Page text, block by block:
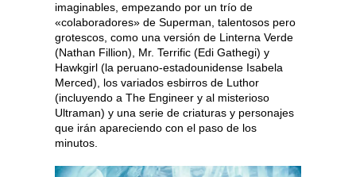
imaginables, empezando por un trío de
«colaboradores» de Superman, talentosos pero
grotescos, como una versión de Linterna Verde
(Nathan Fillion), Mr. Terrific (Edi Gathegi) y
Hawkgirl (la peruano-estadounidense Isabela
Merced), los variados esbirros de Luthor
(incluyendo a The Engineer y al misterioso
Ultraman) y una serie de criaturas y personajes
que irán apareciendo con el paso de los
minutos.